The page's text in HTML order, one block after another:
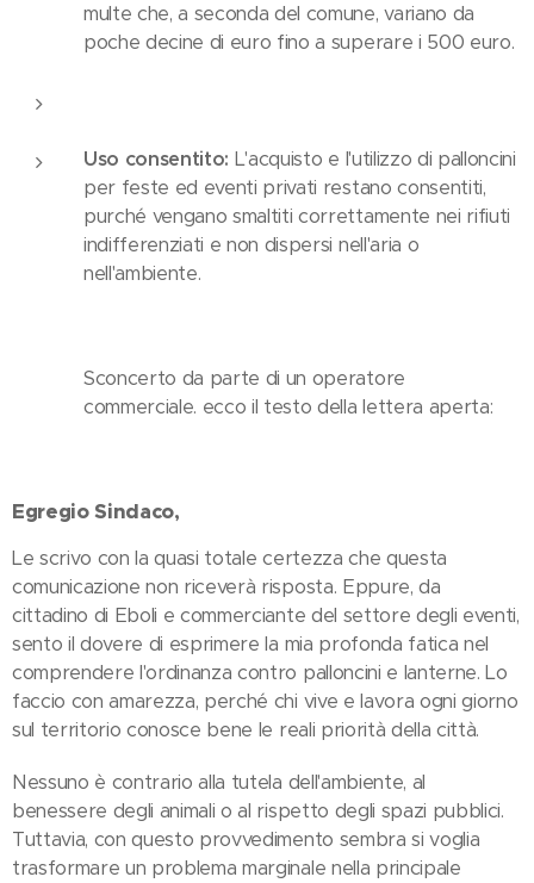
multe che, a seconda del comune, variano da
poche decine di euro fino a superare i 500 euro.
Uso consentito: L'acquisto e l'utilizzo di palloncini
per feste ed eventi privati restano consentiti,
purché vengano smaltiti correttamente nei rifiuti
indifferenziati e non dispersi nell'aria o
nell'ambiente.
Sconcerto da parte di un operatore
commerciale. ecco il testo della lettera aperta:
Egregio Sindaco,
Le scrivo con la quasi totale certezza che questa
comunicazione non riceverà risposta. Eppure, da
cittadino di Eboli e commerciante del settore degli eventi,
sento il dovere di esprimere la mia profonda fatica nel
comprendere l'ordinanza contro palloncini e lanterne. Lo
faccio con amarezza, perché chi vive e lavora ogni giorno
sul territorio conosce bene le reali priorità della città.
Nessuno è contrario alla tutela dell'ambiente, al
benessere degli animali o al rispetto degli spazi pubblici.
Tuttavia, con questo provvedimento sembra si voglia
trasformare un problema marginale nella principale